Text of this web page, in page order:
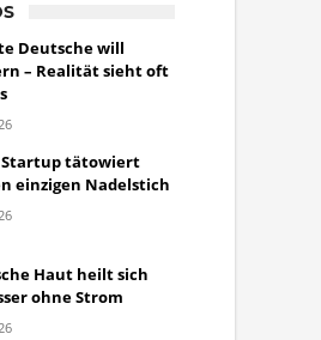
Deutsche will
– Realität sieht oft
Startup tätowiert
einzigen Nadelstich
Haut heilt sich
ohne Strom